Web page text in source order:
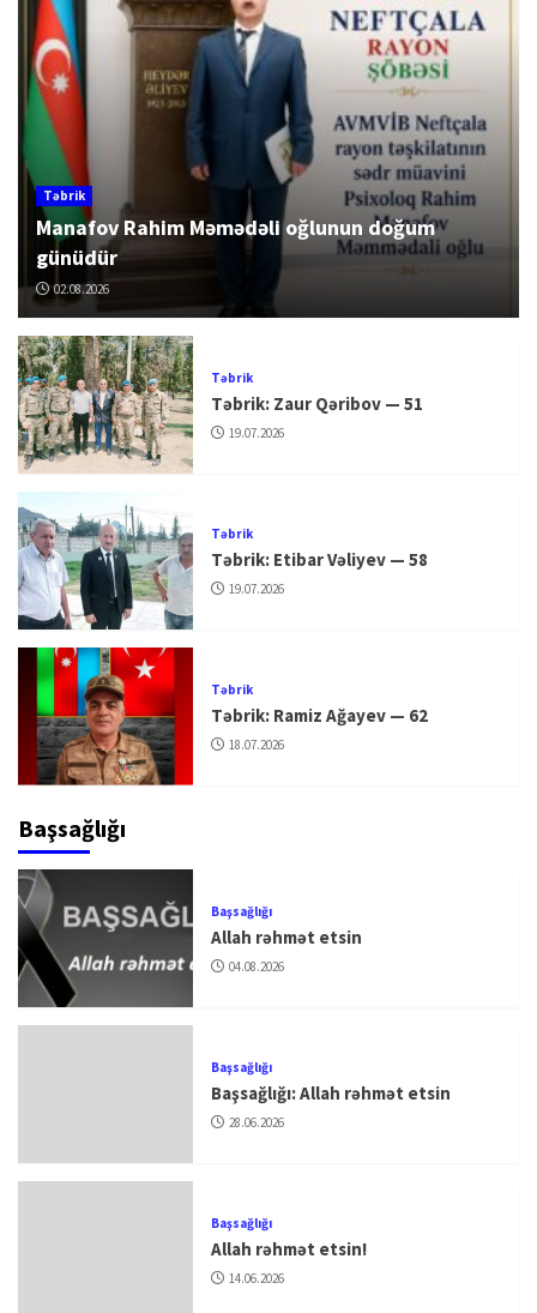
Təbrik
Manafov Rahim Məmədəli oğlunun doğum
günüdür
02.08.2026
Təbrik
Təbrik: Zaur Qəribov — 51
19.07.2026
Təbrik
Təbrik: Etibar Vəliyev — 58
19.07.2026
Təbrik
Təbrik: Ramiz Ağayev — 62
18.07.2026
Başsağlığı
Başsağlığı
Allah rəhmət etsin
04.08.2026
Başsağlığı
Başsağlığı: Allah rəhmət etsin
28.06.2026
Başsağlığı
Allah rəhmət etsin!
14.06.2026